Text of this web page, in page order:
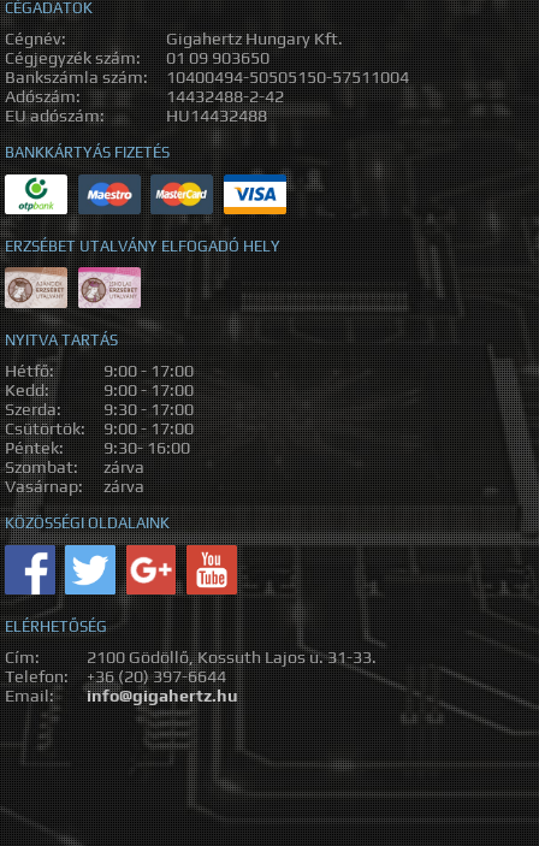
CÉGADATOK
Cégnév:
Gigahertz Hungary Kft.
Cégjegyzék szám:
01 09 903650
Bankszámla szám:
10400494-50505150-57511004
Adószám:
14432488-2-42
EU adószám:
HU14432488
BANKKÁRTYÁS FIZETÉS
ERZSÉBET UTALVÁNY ELFOGADÓ HELY
NYITVA TARTÁS
Hétfő:
9:00 - 17:00
Kedd:
9:00 - 17:00
Szerda:
9:30 - 17:00
Csütörtök:
9:00 - 17:00
Péntek:
9:30- 16:00
Szombat:
zárva
Vasárnap:
zárva
KÖZÖSSÉGI OLDALAINK
ELÉRHETŐSÉG
Cím:
2100 Gödöllő, Kossuth Lajos u. 31-33.
Telefon:
+36 (20) 397-6644
Email:
info@gigahertz.hu